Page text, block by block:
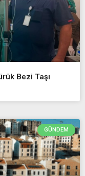
Bezi Taşı
GÜNDEM